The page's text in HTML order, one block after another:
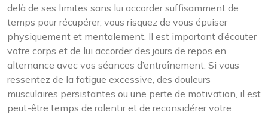
delà de ses limites sans lui accorder suffisamment de
temps pour récupérer, vous risquez de vous épuiser
physiquement et mentalement. Il est important d’écouter
votre corps et de lui accorder des jours de repos en
alternance avec vos séances d’entraînement. Si vous
ressentez de la fatigue excessive, des douleurs
musculaires persistantes ou une perte de motivation, il est
peut-être temps de ralentir et de reconsidérer votre